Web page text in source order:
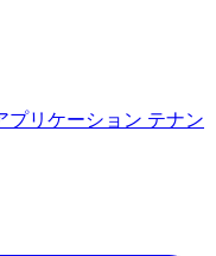
プリケーション テナン